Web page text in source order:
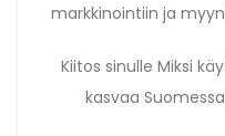
markkinointiin ja
Kiitos sinulle Miksi
kasvaa